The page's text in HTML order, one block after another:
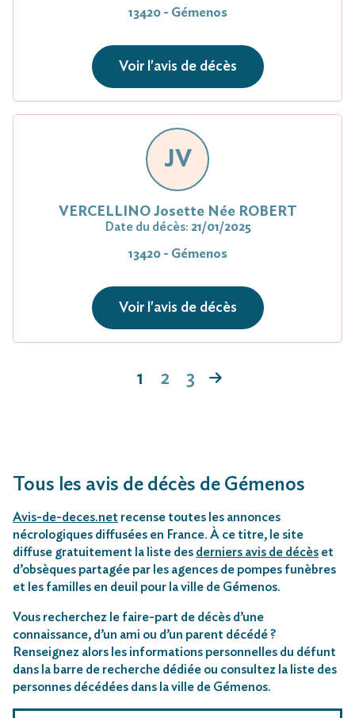
13420 - Gémenos
Voir l'avis de décès
JV
VERCELLINO Josette Née ROBERT
Date du décès: 21/01/2025
13420 - Gémenos
Voir l'avis de décès
1 2 3
Tous les avis de décès de Gémenos
Avis-de-deces.net recense toutes les annonces
nécrologiques diffusées en France. À ce titre, le site
diffuse gratuitement la liste des derniers avis de décès et
d’obsèques partagée par les agences de pompes funèbres
et les familles en deuil pour la ville de Gémenos.
Vous recherchez le faire-part de décès d’une
connaissance, d’un ami ou d’un parent décédé ?
Renseignez alors les informations personnelles du défunt
dans la barre de recherche dédiée ou consultez la liste des
personnes décédées dans la ville de Gémenos.